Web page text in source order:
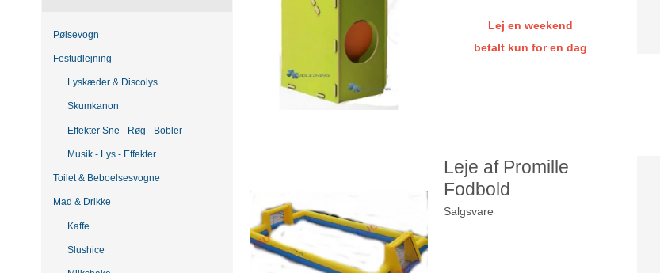
Pølsevogn
Festudlejning
Lyskæder & Discolys
Skumkanon
Effekter Sne - Røg - Bobler
Musik - Lys - Effekter
Toilet & Beboelsesvogne
Mad & Drikke
Kaffe
Slushice
Lej en weekend
betalt kun for en dag
Leje af Promille
Fodbold
Salgsvare